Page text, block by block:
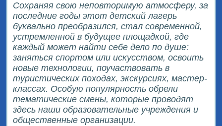
Сохраняя свою неповторимую атмосферу, за
последние годы этот детский лагерь
буквально преобразился, стал современной,
устремленной в будущее площадкой, где
каждый может найти себе дело по душе:
заняться спортом или искусством, освоить
новые технологии, поучаствовать в
туристических походах, экскурсиях, мастер-
классах. Особую популярность обрели
тематические смены, которые проводят
здесь наши образовательные учреждения и
общественные организации.